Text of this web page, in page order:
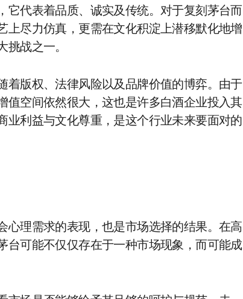
代表着品质、诚实及传统。对于复刻茅台而
上尽力仿真，更需在文化积淀上潜移默化地增
挑战之一。
着版权、法律风险以及品牌价值的博弈。由于
值空间依然很大，这也是许多白酒企业投入其
业利益与文化尊重，是这个行业未来要面对的
心理需求的表现，也是市场选择的结果。在高
台可能不仅仅存在于一种市场现象，而可能成